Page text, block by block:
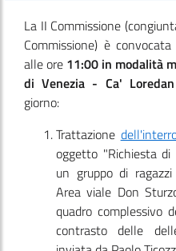
La II Commissione
Commissione) è convocata
alle ore 11:00 in modalità
di Venezia - Ca' Loredan
giorno:
Trattazione
oggetto "Richiesta
un gruppo di
Area viale Don
quadro complessivo
contrasto delle